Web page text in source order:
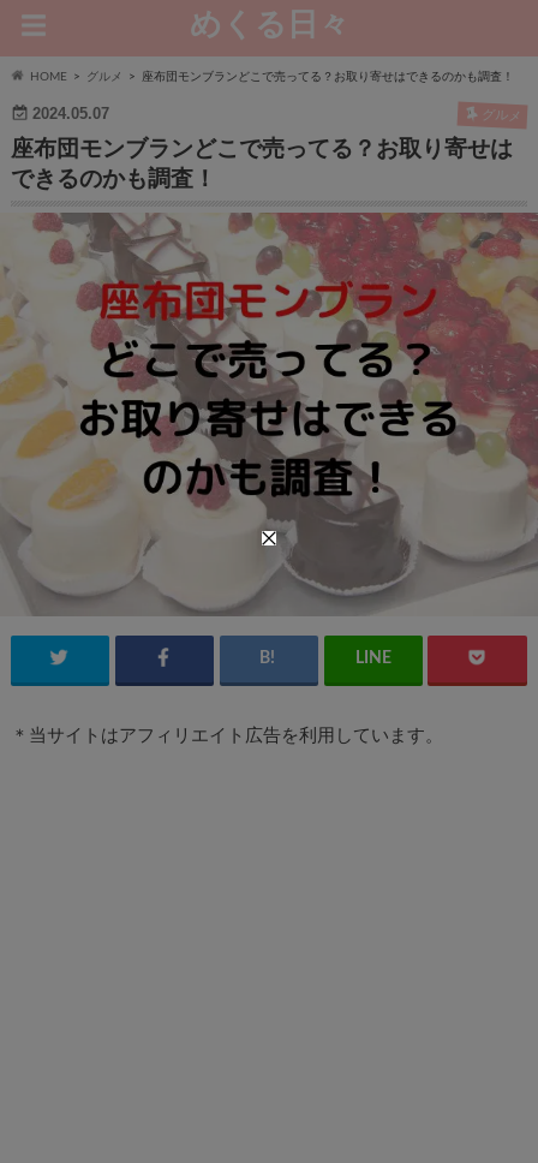
めくる日々
HOME グルメ 座布団モンブランどこで売ってる？お取り寄せはできるのかも調査！
2024.05.07 グルメ
座布団モンブランどこで売ってる？お取り寄せは
できるのかも調査！
＊当サイトはアフィリエイト広告を利用しています。